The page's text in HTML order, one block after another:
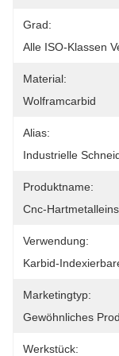
Grad:
Alle ISO-Klassen
Material:
Wolframcarbid
Alias:
Industrielle
Produktname:
Cnc-
Verwendung:
Karbid-
Marketingtyp:
Gewöhnliches
Werkstück: